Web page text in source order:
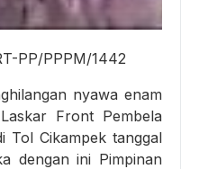
PP/PPPM/1442
nyawa enam
Front Pembela
Tol Cikampek tanggal
dengan ini Pimpinan